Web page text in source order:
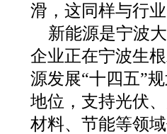
滑，这同样与行
新能源是宁波
企业正在宁波生
源发展“十四五”
地位，支持光伏
材料、节能等领